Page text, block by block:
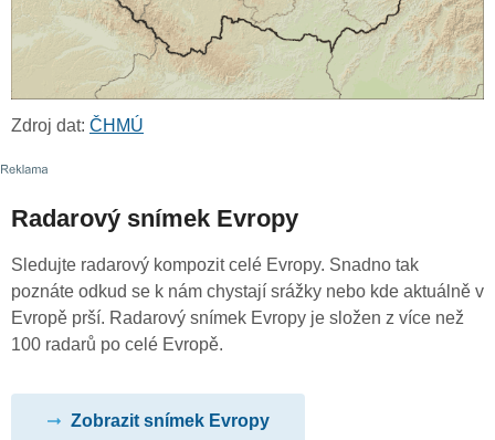
Zdroj dat: ČHMÚ
Radarový snímek Evropy
Sledujte radarový kompozit celé Evropy. Snadno tak
poznáte odkud se k nám chystají srážky nebo kde aktuálně v
Evropě prší. Radarový snímek Evropy je složen z více než
100 radarů po celé Evropě.
Zobrazit snímek Evropy